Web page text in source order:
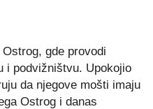
gde provodi
i podvižništvu. Upokojio
da njegove mošti imaju
Ostrog i danas